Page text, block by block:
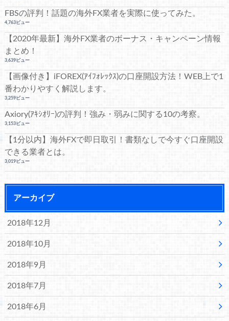
FBSの評判！話題の海外FX業者を実際に使ってみた。
4,763ビュー
【2020年最新】海外FX業者のボーナス・キャンペーン情報
まとめ！
3,639ビュー
【画像付き】iFOREX(ｱｲﾌｫﾚｯｸｽ)の口座開設方法！WEB上で1
番わかりやすく解説します。
3,259ビュー
Axiory(ｱｷｼｵﾘｰ)の評判！強み・弱みに関する10の考察。
3,153ビュー
【1分以内】海外FXで即日取引！書類なしで今すぐ口座開設
できる業者とは。
3,019ビュー
アーカイブ
2018年12月
2018年10月
2018年9月
2018年7月
2018年6月